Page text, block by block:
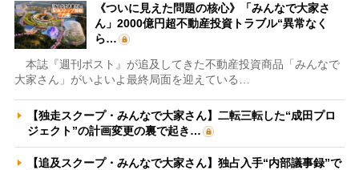
《ついに見えた問題の核心》「みんなで大家さ
ん」2000億円超不動産投資トラブル“異常なく
ら…
本誌『週刊ポスト』が追及してきた不動産投資商品「みんなで
大家さん」がいよいよ最終局面を迎えている…
【独走スクープ・みんなで大家さん】二転三転した“成田プロ
ジェクト”の計画変更の裏で起き…
【追及スクープ・みんなで大家さん】独占入手“内部議事録”で